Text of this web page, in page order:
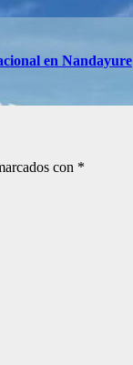
en Nandayure
con *